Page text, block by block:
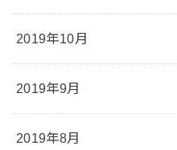
2019年10月
2019年9月
2019年8月